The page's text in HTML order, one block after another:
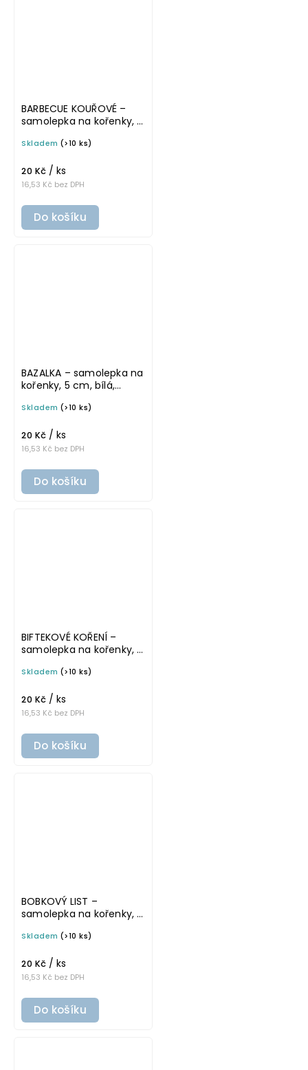
BARBECUE KOUŘOVÉ –
samolepka na kořenky, 5
Skladem (>10 ks)
16,53 Kč bez DPH
20 Kč / ks
Do košíku
BAZALKA – samolepka na
kořenky, 5 cm, bílá,
Skladem (>10 ks)
16,53 Kč bez DPH
20 Kč / ks
Do košíku
BIFTEKOVÉ KOŘENÍ –
samolepka na kořenky, 5
Skladem (>10 ks)
16,53 Kč bez DPH
20 Kč / ks
Do košíku
BOBKOVÝ LIST –
samolepka na kořenky, 5
Skladem (>10 ks)
16,53 Kč bez DPH
20 Kč / ks
Do košíku